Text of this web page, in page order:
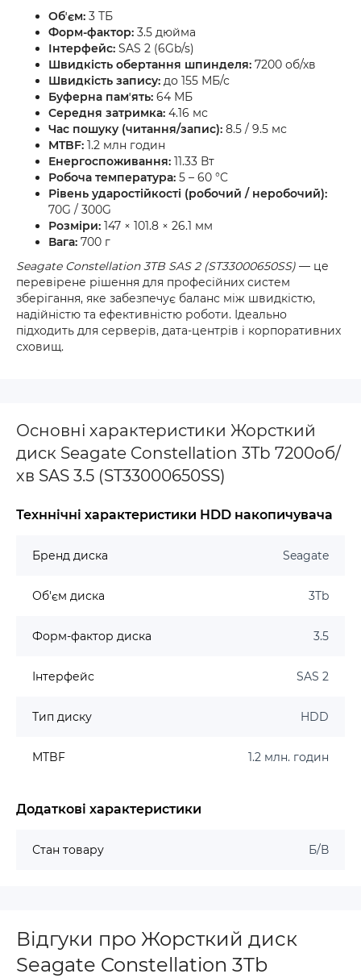
Обʼєм: 3 ТБ
Форм-фактор: 3.5 дюйма
Інтерфейс: SAS 2 (6Gb/s)
Швидкість обертання шпинделя: 7200 об/хв
Швидкість запису: до 155 МБ/с
Буферна памʼять: 64 МБ
Середня затримка: 4.16 мс
Час пошуку (читання/запис): 8.5 / 9.5 мс
MTBF: 1.2 млн годин
Енергоспоживання: 11.33 Вт
Робоча температура: 5 – 60 °C
Рівень ударостійкості (робочий / неробочий):
70G / 300G
Розміри: 147 × 101.8 × 26.1 мм
Вага: 700 г
Seagate Constellation 3TB SAS 2 (ST33000650SS) — це
перевірене рішення для професійних систем
зберігання, яке забезпечує баланс між швидкістю,
надійністю та ефективністю роботи. Ідеально
підходить для серверів, дата-центрів і корпоративних
сховищ.
Основні характеристики Жорсткий
диск Seagate Constellation 3Tb 7200об/
хв SAS 3.5 (ST33000650SS)
Техннічні характеристики HDD накопичувача
Бренд диска Seagate
Об'єм диска 3Tb
Форм-фактор диска 3.5
Інтерфейс SAS 2
Тип диску HDD
MTBF 1.2 млн. годин
Додаткові характеристики
Стан товару Б/В
Відгуки про Жорсткий диск
Seagate Constellation 3Tb